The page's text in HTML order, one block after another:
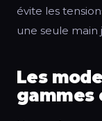
évite les
une seule main
Les
gammes